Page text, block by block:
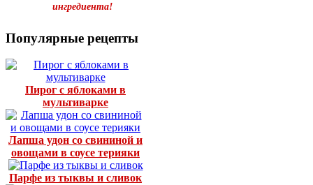
ингредиента!
Популярные рецепты
Пирог с яблоками в
мультиварке
Лапша удон со свининой и
овощами в соусе терияки
Парфе из тыквы и сливок